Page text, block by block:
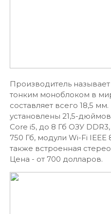
Производитель
тонким моноблоком в
составляет всего 18,5
установлены 21,5-
Core i5, до 8 Гб ОЗУ
750 Гб, модули Wi-Fi IEEE
также встроенная
Цена - от 700 долларов.